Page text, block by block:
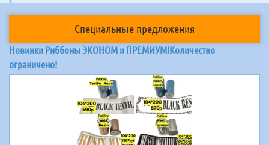
Специальные предложения
Новинки Риббоны ЭКОНОМ и ПРЕМИУМ!Количество
ограничено!